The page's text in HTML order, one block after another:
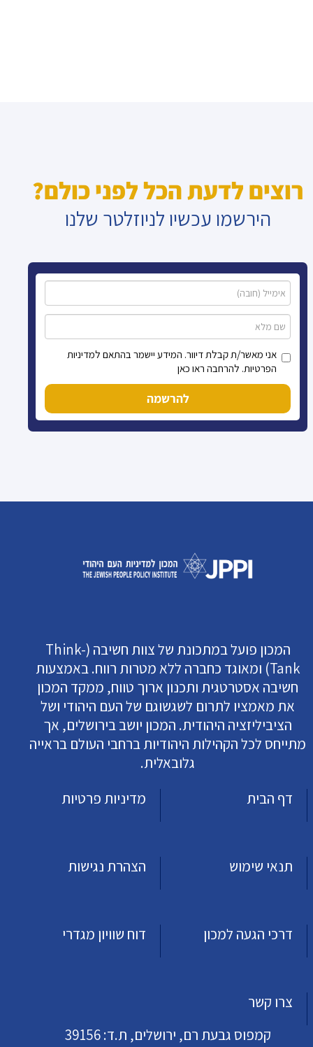
רוצים לדעת הכל לפני כולם?
הירשמו עכשיו לניוזלטר שלנו
אני מאשר/ת קבלת דיוור. המידע יישמר בהתאם למדיניות
הפרטיות. להרחבה ראו כאן
להרשמה
המכון פועל במתכונת של צוות חשיבה (Think-
Tank) ומאוגד כחברה ללא מטרות רווח. באמצעות
חשיבה אסטרטגית ותכנון ארוך טווח, ממקד המכון
את מאמציו לתרום לשגשוגם של העם היהודי ושל
הציביליזציה היהודית. המכון יושב בירושלים, אך
מתייחס לכל הקהילות היהודיות ברחבי העולם בראייה
גלובאלית.
דף הבית
מדיניות פרטיות
תנאי שימוש הצהרת נגישות
דרכי הגעה למכון דוח שוויון מגדרי
צרו קשר
קמפוס גבעת רם, ירושלים, ת.ד: 39156